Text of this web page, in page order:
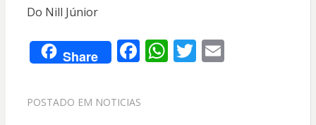
Do Nill Júnior
Share F
e
W T E
POSTADO EM NOTICIAS